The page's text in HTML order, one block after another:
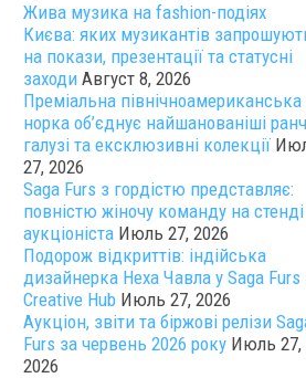
Жива музика на fashion-подіях
Києва: яких музикантів
на покази, презентації та статусні
заходи Август 8, 2026
Преміальна північноамериканська
норка об’єднує найшанованіші
галузі та ексклюзивні колекції
27, 2026
Saga Furs з гордістю представляє:
повністю жіночу команду на стенді
аукціоніста Июль 27, 2026
Подорож відкриттів: індійська
дизайнерка Неха Чавла у Saga Furs
Creative Hub Июль 27, 2026
Аукціон, звіти та біржові релізи
Furs за червень 2026 року Июль 27,
2026